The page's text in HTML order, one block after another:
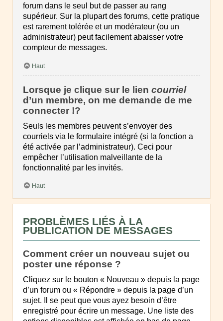
forum dans le seul but de passer au rang
supérieur. Sur la plupart des forums, cette pratique
est rarement tolérée et un modérateur (ou un
administrateur) peut facilement abaisser votre
compteur de messages.
Haut
Lorsque je clique sur le lien courriel
d’un membre, on me demande de me
connecter !?
Seuls les membres peuvent s’envoyer des
courriels via le formulaire intégré (si la fonction a
été activée par l’administrateur). Ceci pour
empêcher l’utilisation malveillante de la
fonctionnalité par les invités.
Haut
PROBLÈMES LIÉS À LA
PUBLICATION DE MESSAGES
Comment créer un nouveau sujet ou
poster une réponse ?
Cliquez sur le bouton « Nouveau » depuis la page
d’un forum ou « Répondre » depuis la page d’un
sujet. Il se peut que vous ayez besoin d’être
enregistré pour écrire un message. Une liste des